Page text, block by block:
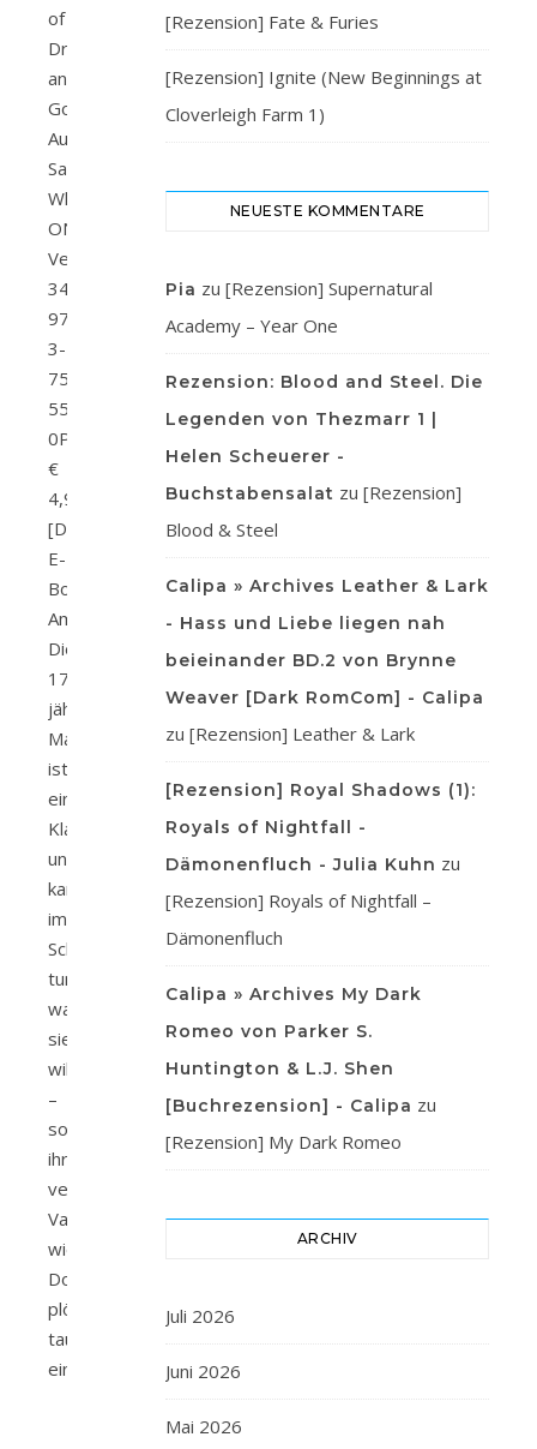
of
Dreams
and
Gods
Autor/in:
Sarah
WhitefallVerlag:
ONE
VerlagSeitenanzahl:
342ISBN:
978-
3-
7517-
5545-
0Preis:
€
4,99
[D]
E-
Book
Amazon
Die
17-
jährige
Malie
ist
eine
Klarträumerin
und
kann
im
Schlaf
tun,
was
sie
will
–
sogar
ihren
verstorbenen
Vater
wiedersehen.
Doch
plötzlich
taucht
ein…
[Rezension] Fate & Furies
[Rezension] Ignite (New Beginnings at
Cloverleigh Farm 1)
NEUESTE KOMMENTARE
Pia zu [Rezension] Supernatural
Academy – Year One
Rezension: Blood and Steel. Die
Legenden von Thezmarr 1 |
Helen Scheuerer -
Buchstabensalat zu [Rezension]
Blood & Steel
Calipa » Archives Leather & Lark
- Hass und Liebe liegen nah
beieinander BD.2 von Brynne
Weaver [Dark RomCom] - Calipa
zu [Rezension] Leather & Lark
[Rezension] Royal Shadows (1):
Royals of Nightfall -
Dämonenfluch - Julia Kuhn zu
[Rezension] Royals of Nightfall –
Dämonenfluch
Calipa » Archives My Dark
Romeo von Parker S.
Huntington & L.J. Shen
[Buchrezension] - Calipa zu
[Rezension] My Dark Romeo
ARCHIV
Juli 2026
Juni 2026
Mai 2026